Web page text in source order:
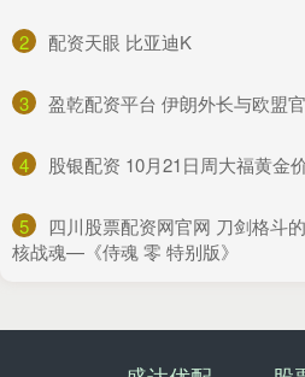
2 ​配资天眼 比亚迪K
3 盈乾配资平台 伊朗外长与欧盟
4 股银配资 10月21日周大福黄金
5
四川股票配资网官网 刀剑格斗
核战魂—《侍魂 零 特别版》